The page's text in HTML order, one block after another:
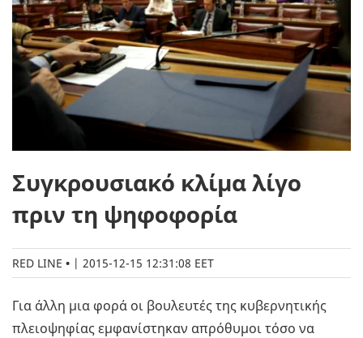
Συγκρουσιακό κλίμα λίγο
πριν τη ψηφοφορία
RED LINE | 2015-12-15 12:31:08 EET
Για άλλη μια φορά οι βουλευτές της κυβερνητικής
πλειοψηφίας εμφανίστηκαν απρόθυμοι τόσο να